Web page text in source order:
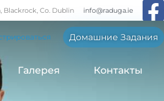
Blackrock, Co. Dublin info@raduga.ie
Домашние Задания
Галерея Контакты